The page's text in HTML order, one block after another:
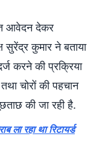
आवेदन देकर
सुरेंद्र कुमार ने बताया
करने की प्रक्रिया
चोरों की पहचान
की जा रही है.
रहा था रिटायर्ड